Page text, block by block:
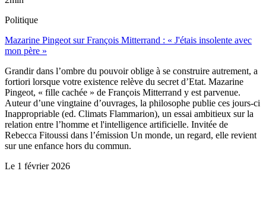
Politique
Mazarine Pingeot sur François Mitterrand : « J'étais insolente avec
mon père »
Grandir dans l’ombre du pouvoir oblige à se construire autrement, a
fortiori lorsque votre existence relève du secret d’Etat. Mazarine
Pingeot, « fille cachée » de François Mitterrand y est parvenue.
Auteur d’une vingtaine d’ouvrages, la philosophe publie ces jours-ci
Inappropriable (ed. Climats Flammarion), un essai ambitieux sur la
relation entre l’homme et l'intelligence artificielle. Invitée de
Rebecca Fitoussi dans l’émission Un monde, un regard, elle revient
sur une enfance hors du commun.
Le 1 février 2026